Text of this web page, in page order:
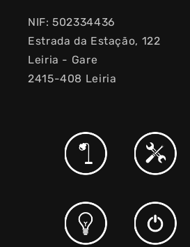
NIF: 502334436
Estrada da Estação, 122
Leiria - Gare
2415-408 Leiria